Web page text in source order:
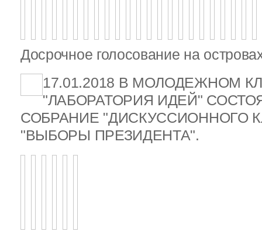
Досрочное голосование на
17.01.2018 В МОЛОДЕЖНОМ
"ЛАБОРАТОРИЯ ИДЕЙ"
СОБРАНИЕ "ДИСКУССИОННОГО
"ВЫБОРЫ ПРЕЗИДЕНТА".